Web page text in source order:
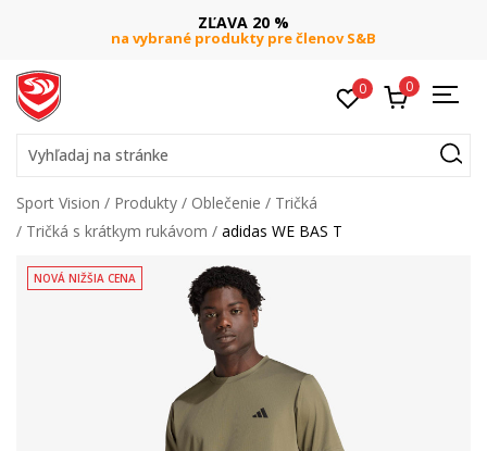
ZĽAVA 20 %
na vybrané produkty pre členov S&B
0 0
Vyhľadaj na stránke
Sport Vision Produkty Oblečenie
Tričká
Tričká s krátkym rukávom
adidas WE BAS T
NOVÁ NIŽŠIA CENA